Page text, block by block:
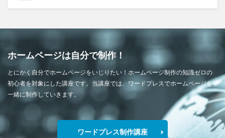
ホームページは自分で制作！
とにかく自分でホームページをいじりたい！ホームページ制作の知識ゼロの
初心者を対象にした講座です。当講座では、ワードプレスでホームページを
一緒に制作していきます。
ワードプレス制作講座